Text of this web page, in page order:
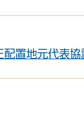
配置地元代表協